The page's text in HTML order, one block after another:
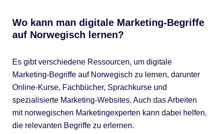
Wo kann man digitale Marketing-Begriffe
auf Norwegisch lernen?
Es gibt verschiedene Ressourcen, um digitale
Marketing-Begriffe auf Norwegisch zu lernen, darunter
Online-Kurse, Fachbücher, Sprachkurse und
spezialisierte Marketing-Websites. Auch das Arbeiten
mit norwegischen Marketingexperten kann dabei helfen,
die relevanten Begriffe zu erlernen.